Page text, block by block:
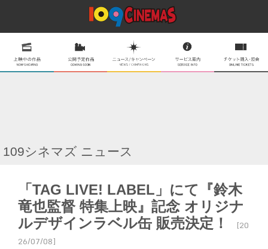
109シネマズ ニュース
「TAG LIVE! LABEL」にて『鈴木
竜也監督 特集上映』記念 オリジナ
ルデザインラベル缶 販売決定！
[20
26/07/08]